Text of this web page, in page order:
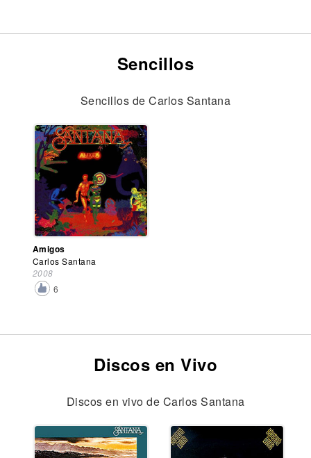
Sencillos
Sencillos de Carlos Santana
Amigos
Carlos Santana
2008
6
Discos en Vivo
Discos en vivo de Carlos Santana